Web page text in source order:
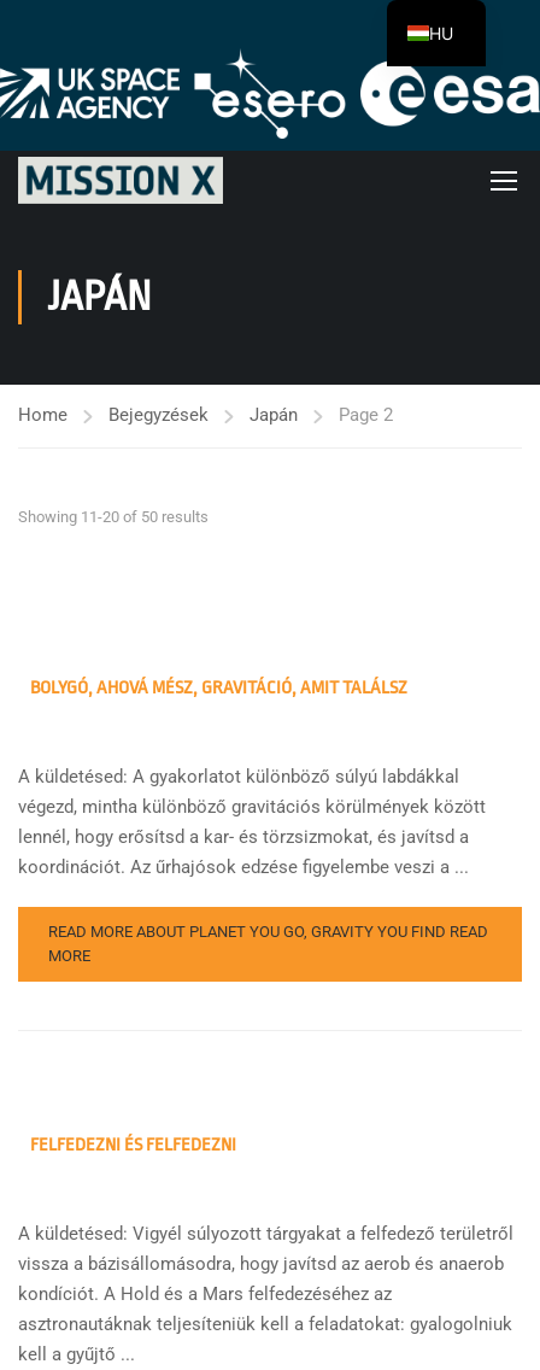
JAPÁN
Home Bejegyzések Japán Page 2
Showing 11-20 of 50 results
BOLYGÓ, AHOVÁ MÉSZ, GRAVITÁCIÓ, AMIT TALÁLSZ
A küldetésed: A gyakorlatot különböző súlyú labdákkal
végezd, mintha különböző gravitációs körülmények között
lennél, hogy erősítsd a kar- és törzsizmokat, és javítsd a
koordinációt. Az űrhajósok edzése figyelembe veszi a ...
READ MORE ABOUT PLANET YOU GO, GRAVITY YOU FIND READ
MORE
FELFEDEZNI ÉS FELFEDEZNI
A küldetésed: Vigyél súlyozott tárgyakat a felfedező területről
vissza a bázisállomásodra, hogy javítsd az aerob és anaerob
kondíciót. A Hold és a Mars felfedezéséhez az
asztronautáknak teljesíteniük kell a feladatokat: gyalogolniuk
kell a gyűjtő ...
HU